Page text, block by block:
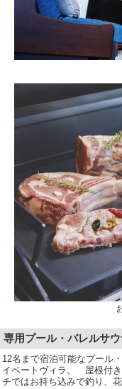
専用プール・バレルサ
12名まで宿泊可能なプール
イベートヴィラ。 屋根付
チではお持ち込みで釣り、